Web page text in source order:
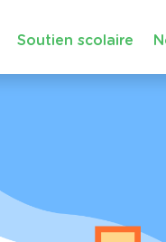
Soutien scolaire